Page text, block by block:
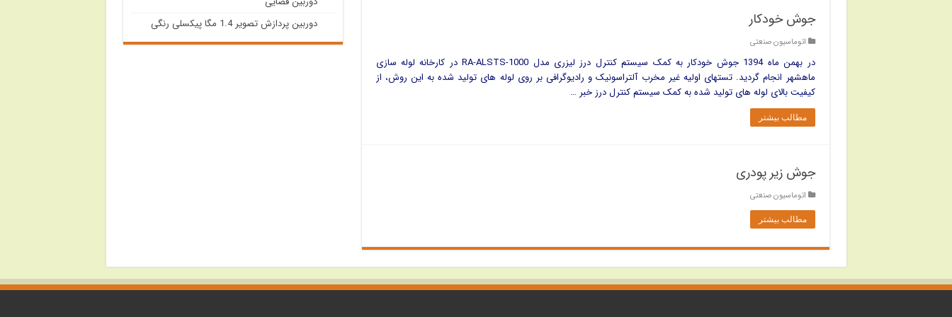
جوش خودکار
اتوماسیون صنعتی
در بهمن ماه 1394 جوش خودکار به کمک سیستم کنترل درز لیزری مدل RA-ALSTS-1000 در کارخانه لوله سازی
ماهشهر انجام گردید. تستهای اولیه غیر مخرب آلتراسونیک و رادیوگرافی بر روی لوله های تولید شده به این روش، از
کیفیت بالای لوله های تولید شده به کمک سیستم کنترل درز خبر …
مطالب بیشتر
جوش زیر پودری
اتوماسیون صنعتی
مطالب بیشتر
دوربین پردازش تصویر 1.4 مگا پیکسلی رنگی